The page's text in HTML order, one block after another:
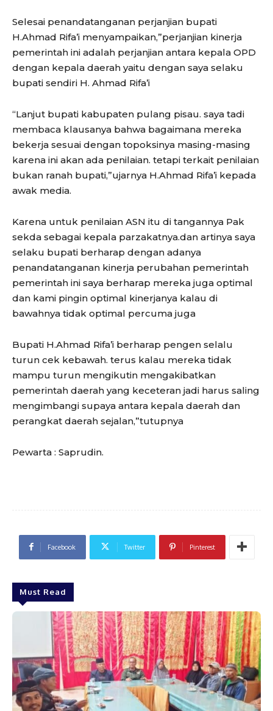
Selesai penandatanganan perjanjian bupati
H.Ahmad Rifa’i menyampaikan,”perjanjian kinerja
pemerintah ini adalah perjanjian antara kepala OPD
dengan kepala daerah yaitu dengan saya selaku
bupati sendiri H. Ahmad Rifa’i
“Lanjut bupati kabupaten pulang pisau. saya tadi
membaca klausanya bahwa bagaimana mereka
bekerja sesuai dengan topoksinya masing-masing
karena ini akan ada penilaian. tetapi terkait penilaian
bukan ranah bupati,”ujarnya H.Ahmad Rifa’i kepada
awak media.
Karena untuk penilaian ASN itu di tangannya Pak
sekda sebagai kepala parzakatnya.dan artinya saya
selaku bupati berharap dengan adanya
penandatanganan kinerja perubahan pemerintah
pemerintah ini saya berharap mereka juga optimal
dan kami pingin optimal kinerjanya kalau di
bawahnya tidak optimal percuma juga
Bupati H.Ahmad Rifa’i berharap pengen selalu
turun cek kebawah. terus kalau mereka tidak
mampu turun mengikutin mengakibatkan
pemerintah daerah yang keceteran jadi harus saling
mengimbangi supaya antara kepala daerah dan
perangkat daerah sejalan,”tutupnya
Pewarta : Saprudin.
Facebook Twitter Pinterest
Must Read